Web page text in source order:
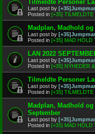
Tilmeldte Personer
Last post by
Posted in [+35]
Madplan, Madhold
Last post by
Posted in [+35] MAD HOLD
LAN 2022
Last post by
Posted in [+35] NYHEDER
Tilmeldte Personer
Last post by
Posted in [+35] TILMELDTE
Madplan, Madhold
September
Last post by
Posted in [+35] MAD HOLD